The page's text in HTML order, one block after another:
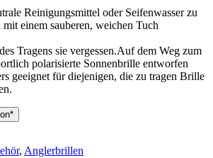
Reinigungsmittel oder Seifenwasser zu
einem sauberen, weichen Tuch
Tragens sie vergessen.Auf dem Weg zum
polarisierte Sonnenbrille entworfen
geeignet für diejenigen, die zu tragen Brille
, Anglerbrillen